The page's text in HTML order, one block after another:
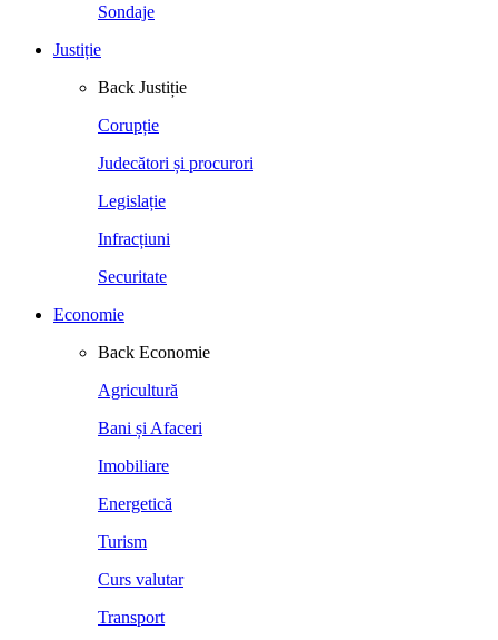
Sondaje
Justiție
Back Justiție
Corupție
Judecători și procurori
Legislație
Infracțiuni
Securitate
Economie
Back Economie
Agricultură
Bani și Afaceri
Imobiliare
Energetică
Turism
Curs valutar
Transport